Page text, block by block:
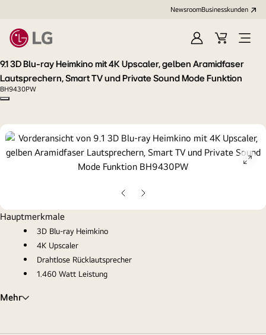
NewsroomBusinesskunden
AnmeldenWarenkorb
Menü
9.1 3D Blu-ray Heimkino mit 4K Upscaler, gelben Aramidfaser
Lautsprechern, Smart TV und Private Sound Mode Funktion
BH9430PW
Copy model name
Vorherige
Folie
Nächste
Folie
Hauptmerkmale
3D Blu-ray Heimkino
4K Upscaler
Drahtlose Rücklautsprecher
1.460 Watt Leistung
Mehr